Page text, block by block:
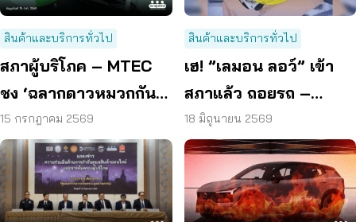
สินค้าและบริการทั่วไป
สภาผู้บริโภค – MTEC
ชง ‘ฉลากดาวหมวกกันน็
อก’ ยกระดับความ
ปลอดภัยผู้บริโภค
15 กรกฎาคม 2569
สินค้าและบริการทั่วไป
เฮ! ”เลมอน ลอว์” เข้า
สภาแล้ว ถอยรถ –
เครื่องไฟฟ้าใหม่พัง ได้
เปลี่ยน – คืนเงิน
18 มิถุนายน 2569